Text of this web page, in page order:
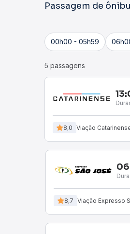
Passagem de
00h00 - 05h59
5 passagens
8,0 Viação
8,7 Viação Expresso